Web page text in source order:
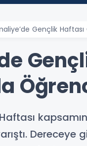
Gençlik Haftası